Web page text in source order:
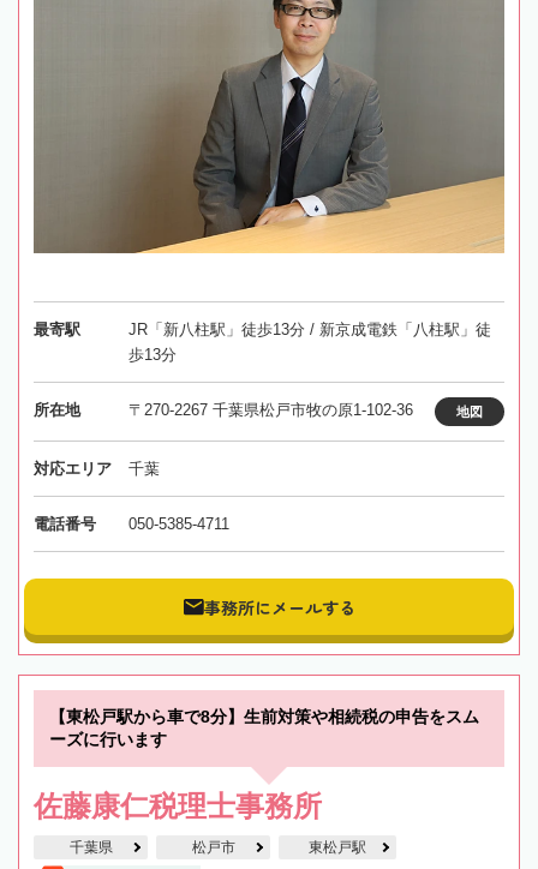
最寄駅
JR「新八柱駅」徒歩13分 / 新京成電鉄「八柱駅」徒
歩13分
所在地 〒270-2267 千葉県松戸市牧の原1-102-36 地図
対応エリア 千葉
電話番号 050-5385-4711
事務所にメールする
【東松戸駅から車で8分】生前対策や相続税の申告をスム
ーズに行います
佐藤康仁税理士事務所
千葉県 松戸市 東松戸駅